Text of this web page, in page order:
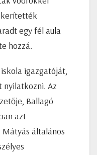
egy fél aula
hozzá.
igazgatóját,
nyilatkozni. Az
Ballagó
azt
általános